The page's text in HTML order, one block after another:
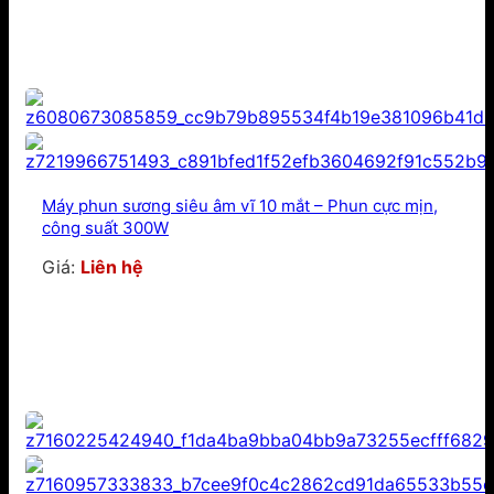
Máy phun sương siêu âm vĩ 10 mắt – Phun cực mịn,
công suất 300W
Giá: Liên hệ